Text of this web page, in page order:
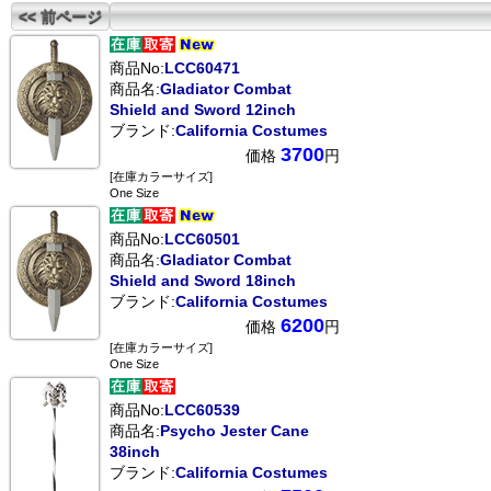
<< 前ページ
商品No:LCC60471
商品名:Gladiator Combat
Shield and Sword 12inch
ブランド:California Costumes
価格 3700円
[在庫カラーサイズ]
One Size
商品No:LCC60501
商品名:Gladiator Combat
Shield and Sword 18inch
ブランド:California Costumes
価格 6200円
[在庫カラーサイズ]
One Size
商品No:LCC60539
商品名:Psycho Jester Cane
38inch
ブランド:California Costumes